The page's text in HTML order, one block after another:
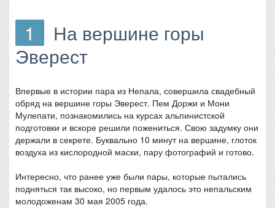
1
На вершине горы
Эверест
Впервые в истории пара из Непала, совершила свадебный
обряд на вершине горы Эверест. Пем Доржи и Мони
Мулепати, познакомились на курсах альпинистской
подготовки и вскоре решили пожениться. Свою задумку они
держали в секрете. Буквально 10 минут на вершине, глоток
воздуха из кислородной маски, пару фотографий и готово.
Интересно, что ранее уже были пары, которые пытались
подняться так высоко, но первым удалось это непальским
молодоженам 30 мая 2005 года.